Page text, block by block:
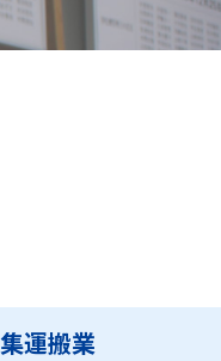
運搬業